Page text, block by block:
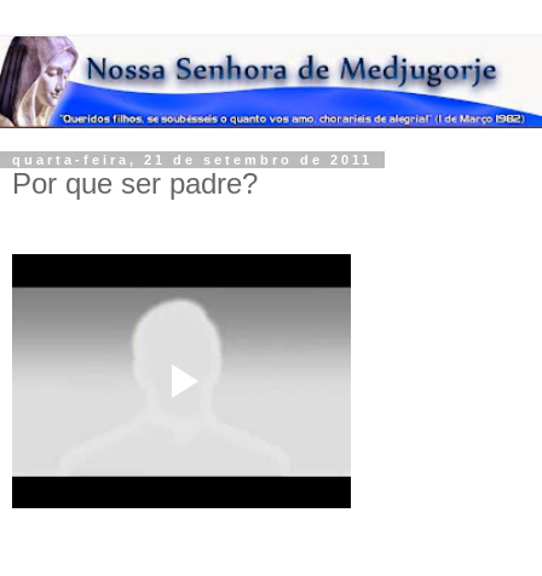
quarta-feira, 21 de setembro de 2011
Por que ser padre?